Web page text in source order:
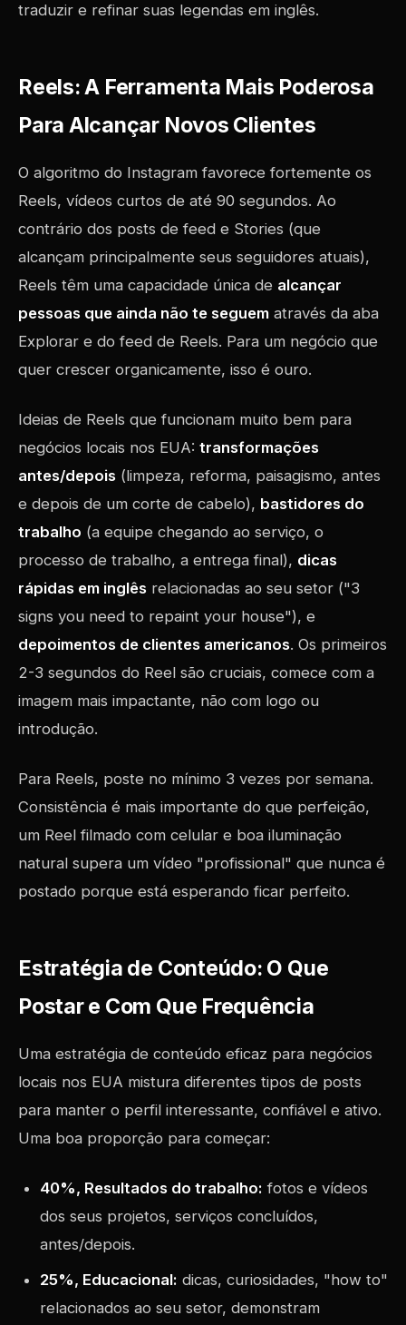
traduzir e refinar suas legendas em inglês.
Reels: A Ferramenta Mais Poderosa
Para Alcançar Novos Clientes
O algoritmo do Instagram favorece fortemente os
Reels, vídeos curtos de até 90 segundos. Ao
contrário dos posts de feed e Stories (que
alcançam principalmente seus seguidores atuais),
Reels têm uma capacidade única de alcançar
pessoas que ainda não te seguem através da aba
Explorar e do feed de Reels. Para um negócio que
quer crescer organicamente, isso é ouro.
Ideias de Reels que funcionam muito bem para
negócios locais nos EUA: transformações
antes/depois (limpeza, reforma, paisagismo, antes
e depois de um corte de cabelo), bastidores do
trabalho (a equipe chegando ao serviço, o
processo de trabalho, a entrega final), dicas
rápidas em inglês relacionadas ao seu setor ("3
signs you need to repaint your house"), e
depoimentos de clientes americanos. Os primeiros
2-3 segundos do Reel são cruciais, comece com a
imagem mais impactante, não com logo ou
introdução.
Para Reels, poste no mínimo 3 vezes por semana.
Consistência é mais importante do que perfeição,
um Reel filmado com celular e boa iluminação
natural supera um vídeo "profissional" que nunca é
postado porque está esperando ficar perfeito.
Estratégia de Conteúdo: O Que
Postar e Com Que Frequência
Uma estratégia de conteúdo eficaz para negócios
locais nos EUA mistura diferentes tipos de posts
para manter o perfil interessante, confiável e ativo.
Uma boa proporção para começar:
40%, Resultados do trabalho: fotos e vídeos
dos seus projetos, serviços concluídos,
antes/depois.
25%, Educacional: dicas, curiosidades, "how to"
relacionados ao seu setor, demonstram